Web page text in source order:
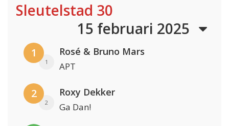
Sleutelstad 30
15 februari 2025
1
1
Rosé & Bruno Mars
APT
2
2
Roxy Dekker
Ga Dan!